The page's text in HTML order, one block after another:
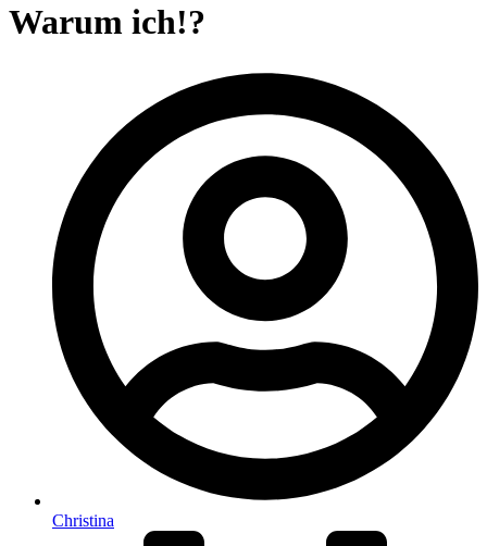
Warum ich!?
Christina